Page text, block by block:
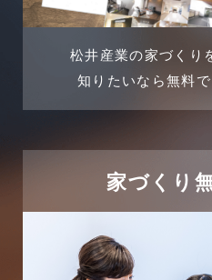
土地活用提案
売買物件
太陽光発電活用事例
市民リフォームサービス
2024年4月
2024年2月
2023年12月
2023年11月
松井産業の家づくり
知りたいなら無料
家づくり